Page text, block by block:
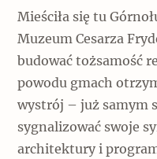
Popularne
Szyb
Świat
Popularne
Mieściła się tu
Muzeum Cesarza
budować tożsamość
powodu gmach
wystrój – już samym
sygnalizować swoje
architektury i